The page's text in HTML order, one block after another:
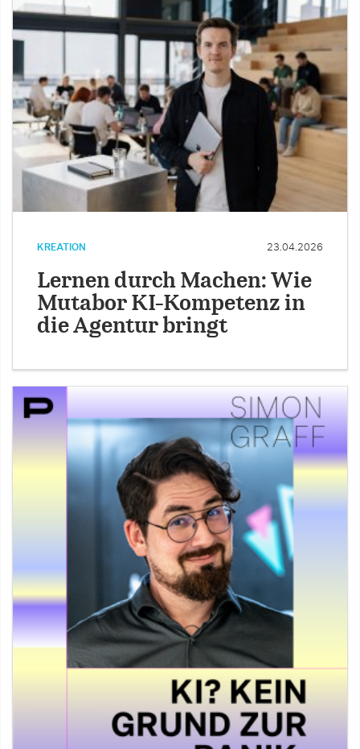
KREATION 23.04.2026
Lernen durch Machen: Wie
Mutabor KI-Kompetenz in
die Agentur bringt